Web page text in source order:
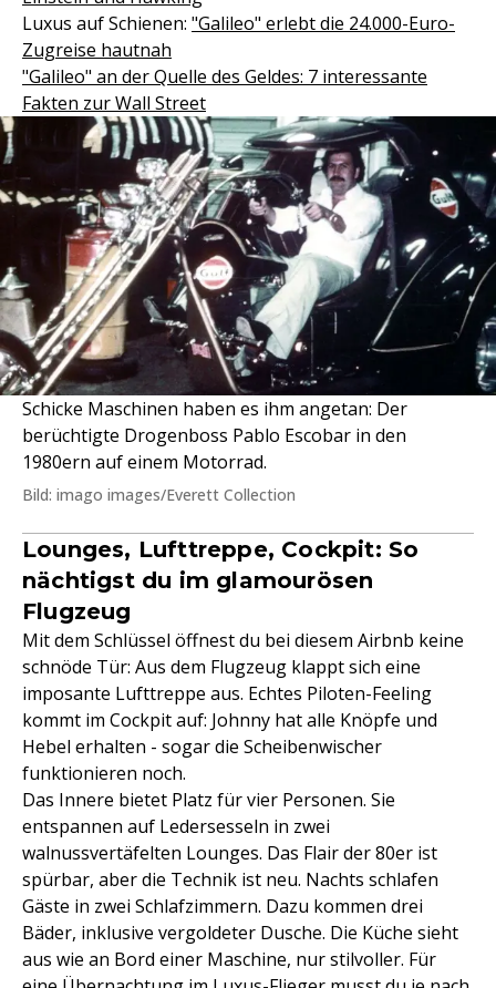
Luxus auf Schienen: "Galileo" erlebt die 24.000-Euro-
Zugreise hautnah
"Galileo" an der Quelle des Geldes: 7 interessante
Fakten zur Wall Street
Schicke Maschinen haben es ihm angetan: Der
berüchtigte Drogenboss Pablo Escobar in den
1980ern auf einem Motorrad.
Bild: imago images/Everett Collection
Lounges, Lufttreppe, Cockpit: So
nächtigst du im glamourösen
Flugzeug
Mit dem Schlüssel öffnest du bei diesem Airbnb keine
schnöde Tür: Aus dem Flugzeug klappt sich eine
imposante Lufttreppe aus. Echtes Piloten-Feeling
kommt im Cockpit auf: Johnny hat alle Knöpfe und
Hebel erhalten - sogar die Scheibenwischer
funktionieren noch.
Das Innere bietet Platz für vier Personen. Sie
entspannen auf Ledersesseln in zwei
walnussvertäfelten Lounges. Das Flair der 80er ist
spürbar, aber die Technik ist neu. Nachts schlafen
Gäste in zwei Schlafzimmern. Dazu kommen drei
Bäder, inklusive vergoldeter Dusche. Die Küche sieht
aus wie an Bord einer Maschine, nur stilvoller. Für